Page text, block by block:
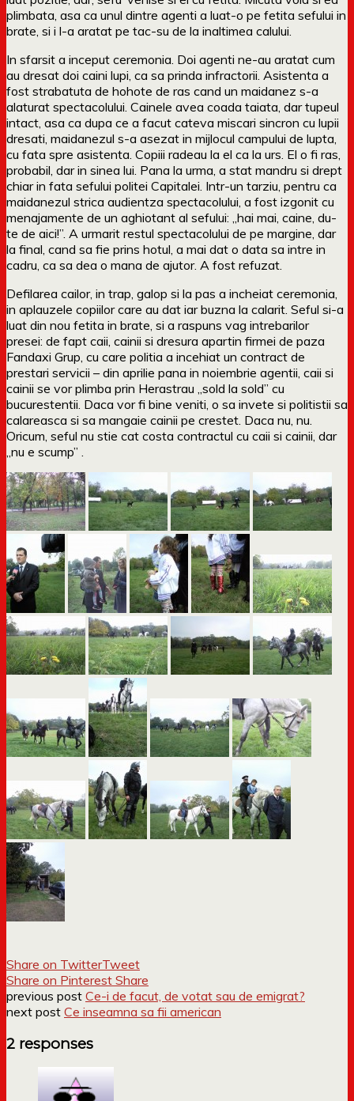
plimbata, asa ca unul dintre agenti a luat-o pe fetita sefului in
brate, si i l-a aratat pe tac-su de la inaltimea calului.
In sfarsit a inceput ceremonia. Doi agenti ne-au aratat cum
au dresat doi caini lupi, ca sa prinda infractorii. Asistenta a
fost strabatuta de hohote de ras cand un maidanez s-a
alaturat spectacolului. Cainele avea coada taiata, dar tupeul
intact, asa ca dupa ce a facut cateva miscari sincron cu lupii
dresati, maidanezul s-a asezat in mijlocul campului de lupta,
cu fata spre asistenta. Copiii radeau la el ca la urs. El o fi ras,
probabil, dar in sinea lui. Pana la urma, a stat mandru si drept
chiar in fata sefului politei Capitalei. Intr-un tarziu, pentru ca
maidanezul strica audientza spectacolului, a fost izgonit cu
menajamente de un aghiotant al sefului: „hai mai, caine, du-
te de aici!”. A urmarit restul spectacolului de pe margine, dar
la final, cand sa fie prins hotul, a mai dat o data sa intre in
cadru, ca sa dea o mana de ajutor. A fost refuzat.
Defilarea cailor, in trap, galop si la pas a incheiat ceremonia,
in aplauzele copiilor care au dat iar buzna la calarit. Seful si-a
luat din nou fetita in brate, si a raspuns vag intrebarilor
presei: de fapt caii, cainii si dresura apartin firmei de paza
Fandaxi Grup, cu care politia a incehiat un contract de
prestari servicii – din aprilie pana in noiembrie agentii, caii si
cainii se vor plimba prin Herastrau „sold la sold” cu
bucurestentii. Daca vor fi bine veniti, o sa invete si politistii sa
calareasca si sa mangaie cainii pe crestet. Daca nu, nu.
Oricum, seful nu stie cat costa contractul cu caii si cainii, dar
„nu e scump” .
Share on TwitterTweet
Share on Pinterest Share
previous post Ce-i de facut, de votat sau de emigrat?
next post Ce inseamna sa fii american
2 responses